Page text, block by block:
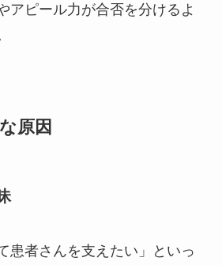
アピール力が合否を分けるよ
原因
患者さんを支えたい」といっ